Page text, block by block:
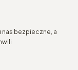
nas bezpieczne, a